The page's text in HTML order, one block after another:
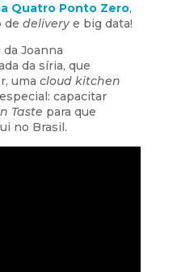
Quatro Ponto Zero,
de deliverye big data!
Joanna
da síria, que
uma cloud kitchen
capacitar
Taste para que
no Brasil.